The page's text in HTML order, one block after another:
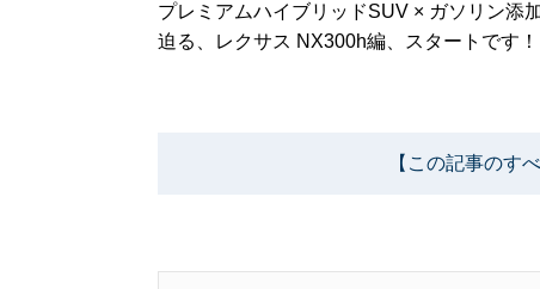
プレミアムハイブリッドSUV × ガソリン添
迫る、レクサス NX300h編、スタートです！
【この記事のす